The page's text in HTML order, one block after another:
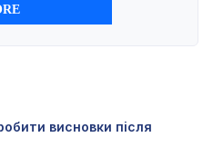
висновки після